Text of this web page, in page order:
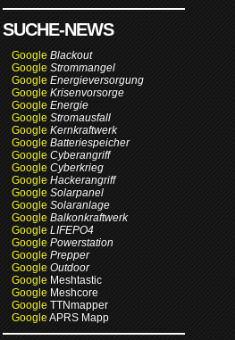
SUCHE-NEWS
Google Blackout
Google Strommangel
Google Energieversorgung
Google Krisenvorsorge
Google Energie
Google Stromausfall
Google Kernkraftwerk
Google Batteriespeicher
Google Cyberangriff
Google Cyberkrieg
Google Hackerangriff
Google Solarpanel
Google Solaranlage
Google Balkonkraftwerk
Google LIFEPO4
Google Powerstation
Google Prepper
Google Outdoor
Google Meshtastic
Google Meshcore
Google TTNmapper
Google APRS Mapp